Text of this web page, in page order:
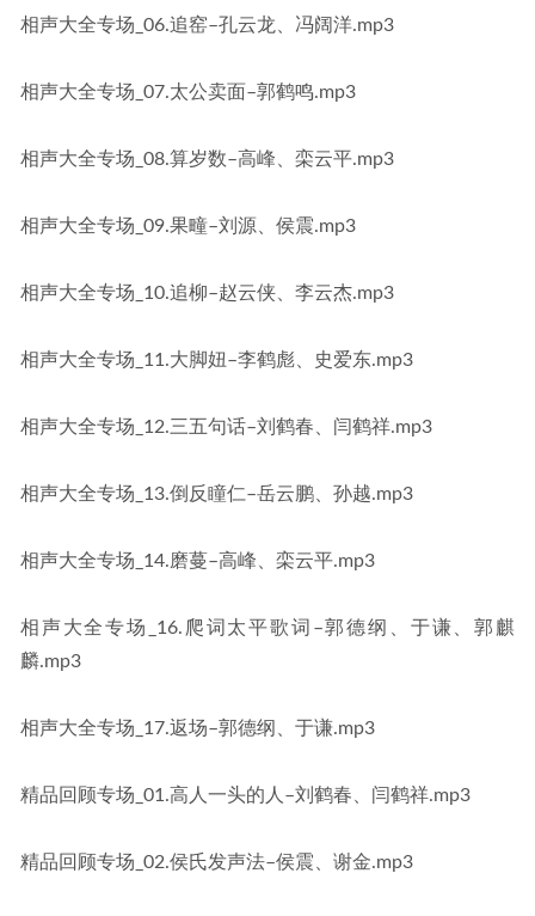
相声大全专场_06.追窑–孔云龙、冯阔洋.mp3
相声大全专场_07.太公卖面–郭鹤鸣.mp3
相声大全专场_08.算岁数–高峰、栾云平.mp3
相声大全专场_09.果疃–刘源、侯震.mp3
相声大全专场_10.追柳–赵云侠、李云杰.mp3
相声大全专场_11.大脚妞–李鹤彪、史爱东.mp3
相声大全专场_12.三五句话–刘鹤春、闫鹤祥.mp3
相声大全专场_13.倒反瞳仁–岳云鹏、孙越.mp3
相声大全专场_14.磨蔓–高峰、栾云平.mp3
相声大全专场_16.爬词太平歌词–郭德纲、于谦、郭麒
麟.mp3
相声大全专场_17.返场–郭德纲、于谦.mp3
精品回顾专场_01.高人一头的人–刘鹤春、闫鹤祥.mp3
精品回顾专场_02.侯氏发声法–侯震、谢金.mp3